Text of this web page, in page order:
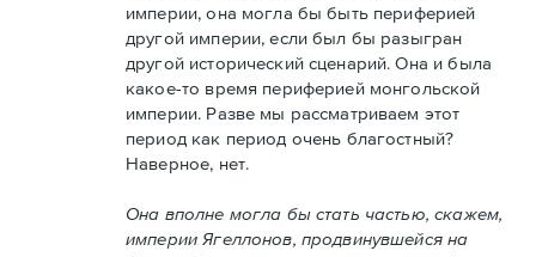
империи, она могла бы быть периферией
другой империи, если был бы разыгран
другой исторический сценарий. Она и была
какое-то время периферией монгольской
империи. Разве мы рассматриваем этот
период как период очень благостный?
Наверное, нет.
Она вполне могла бы стать частью, скажем,
империи Ягеллонов, продвинувшейся на